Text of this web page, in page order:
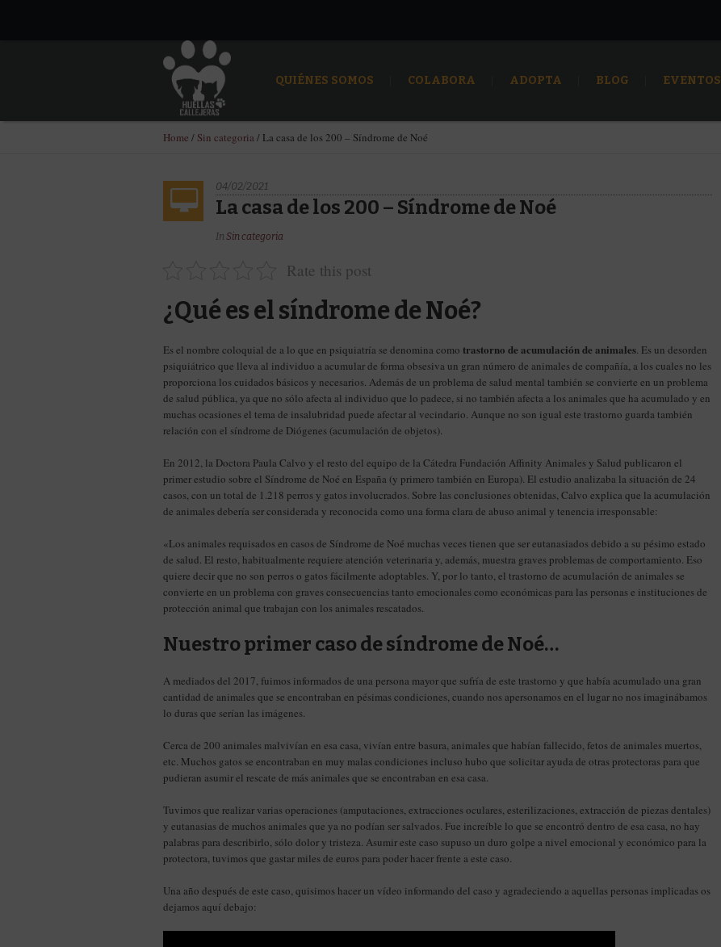
QUIÉNES SOMOS COLABORA ADOPTA BLOG EVENTOS
Home / Sin categoria / La casa de los 200 – Síndrome de Noé
04/02/2021
La casa de los 200 – Síndrome de Noé
In Sin categoria
Rate this post
¿Qué es el síndrome de Noé?
Es el nombre coloquial de a lo que en psiquiatría se denomina comotrastorno de acumulación de animales. Es un desorden
psiquiátrico que lleva al individuo a acumular de forma obsesiva un gran número de animales de compañía, a los cuales no les
proporciona los cuidados básicos y necesarios. Además de un problema de salud mental también se convierte en un problema
de salud pública, ya que no sólo afecta al individuo que lo padece, si no también afecta a los animales que ha acumulado y en
muchas ocasiones el tema de insalubridad puede afectar al vecindario. Aunque no son igual este trastorno guarda también
relación con el síndrome de Diógenes (acumulación de objetos).
En 2012, la Doctora Paula Calvo y el resto del equipo de la Cátedra Fundación Affinity Animales y Salud publicaron el
primer estudio sobre el Síndrome de Noé en España (y primero también en Europa). El estudio analizaba la situación de 24
casos, con un total de 1.218 perros y gatos involucrados. Sobre las conclusiones obtenidas, Calvo explica que la acumulación
de animales debería ser considerada y reconocida como una forma clara de abuso animal y tenencia irresponsable:
«Los animales requisados en casos de Síndrome de Noé muchas veces tienen que ser eutanasiados debido a su pésimo estado
de salud. El resto, habitualmente requiere atención veterinaria y, además, muestra graves problemas de comportamiento. Eso
quiere decir que no son perros o gatos fácilmente adoptables. Y, por lo tanto, el trastorno de acumulación de animales se
convierte en un problema con graves consecuencias tanto emocionales como económicas para las personas e instituciones de
protección animal que trabajan con los animales rescatados.
Nuestro primer caso de síndrome de Noé…
A mediados del 2017, fuimos informados de una persona mayor que sufría de este trastorno y que había acumulado una gran
cantidad de animales que se encontraban en pésimas condiciones, cuando nos apersonamos en el lugar no nos imaginábamos
lo duras que serían las imágenes.
Cerca de 200 animales malvivían en esa casa, vivían entre basura, animales que habían fallecido, fetos de animales muertos,
etc. Muchos gatos se encontraban en muy malas condiciones incluso hubo que solicitar ayuda de otras protectoras para que
pudieran asumir el rescate de más animales que se encontraban en esa casa.
Tuvimos que realizar varias operaciones (amputaciones, extracciones oculares, esterilizaciones, extracción de piezas dentales)
y eutanasias de muchos animales que ya no podían ser salvados. Fue increíble lo que se encontró dentro de esa casa, no hay
palabras para describirlo, sólo dolor y tristeza. Asumir este caso supuso un duro golpe a nivel emocional y económico para la
protectora, tuvimos que gastar miles de euros para poder hacer frente a este caso.
Una año después de este caso, quisimos hacer un vídeo informando del caso y agradeciendo a aquellas personas implicadas os
dejamos aquí debajo: